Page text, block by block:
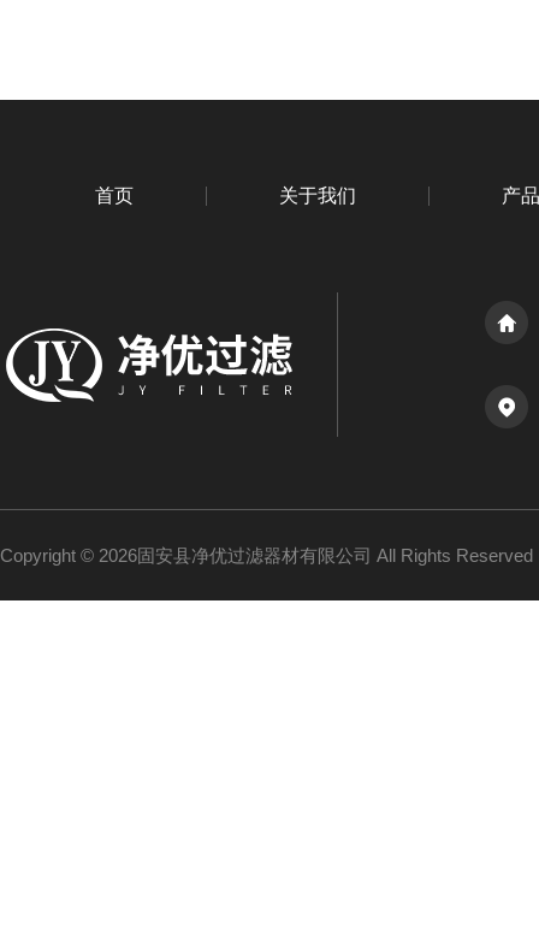
首页 关于我们 产
Copyright © 2026固安县净优过滤器材有限公司 All Rights